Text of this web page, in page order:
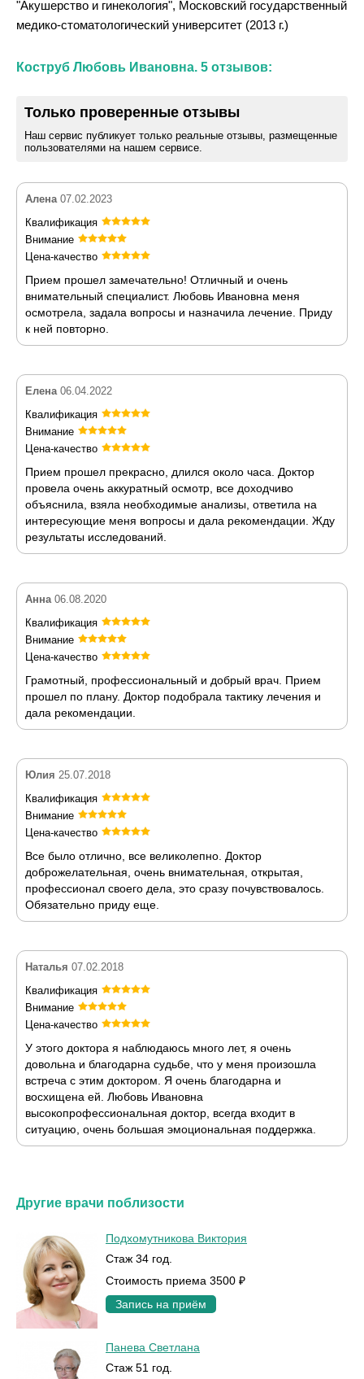
"Акушерство и гинекология", Московский государственный
медико-стоматологический университет (2013 г.)
Коструб Любовь Ивановна. 5 отзывов:
Только проверенные отзывы
Наш сервис публикует только реальные отзывы, размещенные
пользователями на нашем сервисе.
Алена 07.02.2023
Квалификация
Внимание
Цена-качество
Прием прошел замечательно! Отличный и очень
внимательный специалист. Любовь Ивановна меня
осмотрела, задала вопросы и назначила лечение. Приду
к ней повторно.
Елена 06.04.2022
Квалификация
Внимание
Цена-качество
Прием прошел прекрасно, длился около часа. Доктор
провела очень аккуратный осмотр, все доходчиво
объяснила, взяла необходимые анализы, ответила на
интересующие меня вопросы и дала рекомендации. Жду
результаты исследований.
Анна 06.08.2020
Квалификация
Внимание
Цена-качество
Грамотный, профессиональный и добрый врач. Прием
прошел по плану. Доктор подобрала тактику лечения и
дала рекомендации.
Юлия 25.07.2018
Квалификация
Внимание
Цена-качество
Все было отлично, все великолепно. Доктор
доброжелательная, очень внимательная, открытая,
профессионал своего дела, это сразу почувствовалось.
Обязательно приду еще.
Наталья 07.02.2018
Квалификация
Внимание
Цена-качество
У этого доктора я наблюдаюсь много лет, я очень
довольна и благодарна судьбе, что у меня произошла
встреча с этим доктором. Я очень благодарна и
восхищена ей. Любовь Ивановна
высокопрофессиональная доктор, всегда входит в
ситуацию, очень большая эмоциональная поддержка.
Другие врачи поблизости
Подхомутникова Виктория
Стаж 34 год.
Стоимость приема 3500 ₽
Запись на приём
Панева Светлана
Стаж 51 год.